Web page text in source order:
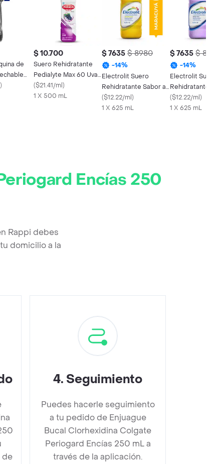
de
)
$ 10.700
Suero Rehidratante
Pedialyte Max 60 Uva
Frasco 500 mL
($21.41/ml)
1 X 500 mL
$ 7635 $ 8980
-14%
Electrolit Suero
Rehidratante Sabor a
Maracuyá
($12.22/ml)
1 X 625 mL
$ 7635 $
-14%
Electrolit Suero
Rehidratante
Azul
($12.22/ml)
1 X 625 mL
Encías 250
Rappi debes
domicilio a la
de
4. Seguimiento
Puedes hacerle seguimiento
a tu pedido de Enjuague
Bucal Clorhexidina Colgate
Periogard Encías 250 mL a
través de la aplicación.